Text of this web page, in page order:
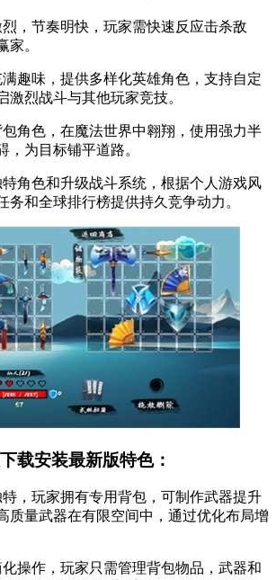
，节奏明快，玩家需快速反应击杀敌
家。
趣味，提供多样化英雄角色，支持自定
激烈战斗与其他玩家竞技。
角色，在魔法世界中翱翔，使用强力半
，为目标铺平道路。
角色和升级战斗系统，根据个人游戏风
务和全球排行榜提供持久竞争动力。
载安装最新版特色：
，玩家拥有专用背包，可制作武器提升
质量武器在有限空间中，通过优化布局增
操作，玩家只需管理背包物品，武器和